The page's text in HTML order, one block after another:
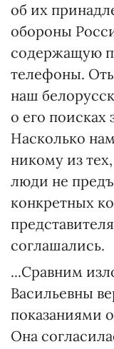
об их
обороны
содержащую
телефоны.
наш
о его поисках
Насколько
никому из
люди не
конкретных
соглашались.
...Сравним
Васильевны
показаниями
Она